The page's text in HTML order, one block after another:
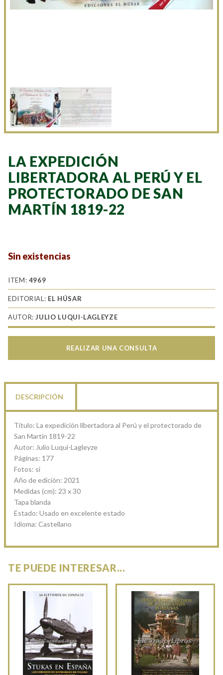
LA EXPEDICIÓN
LIBERTADORA AL PERÚ Y EL
PROTECTORADO DE SAN
MARTÍN 1819-22
Sin existencias
ITEM: 4969
EDITORIAL: EL HÚSAR
AUTOR:JULIO LUQUI-LAGLEYZE
REALIZAR UNA CONSULTA
DESCRIPCIÓN
Título: La expedición libertadora al Perú y el protectorado de
San Martín 1819-22
Autor: Julio Luqui-Lagleyze
Páginas: 177
Fotos: si
Año de edición: 2021
Medidas (cm): 23 x 30
Tapa blanda
Estado: Usado en excelente estado
Idioma: Castellano
TE PUEDE INTERESAR...